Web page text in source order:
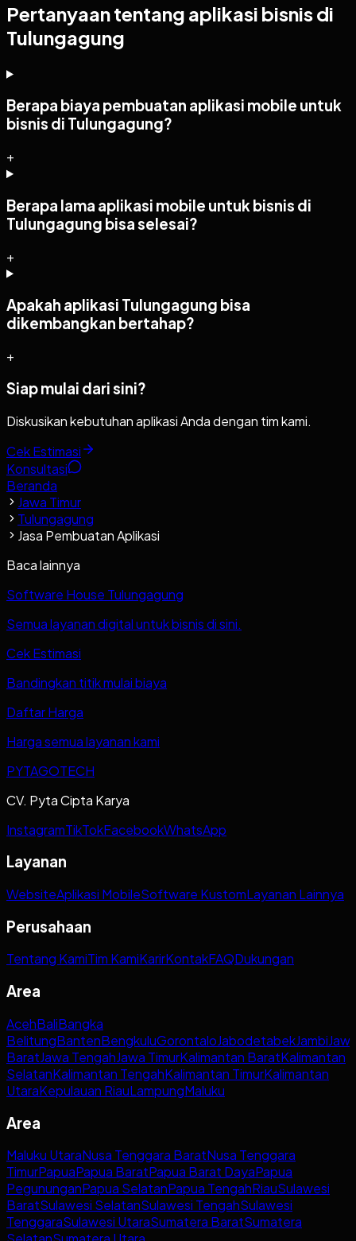
Pertanyaan tentang aplikasi bisnis di
Tulungagung
Berapa biaya pembuatan aplikasi mobile untuk
bisnis di Tulungagung?
+
Berapa lama aplikasi mobile untuk bisnis di
Tulungagung bisa selesai?
+
Apakah aplikasi Tulungagung bisa
dikembangkan bertahap?
+
Siap mulai dari sini?
Diskusikan kebutuhan aplikasi Anda dengan tim kami.
Cek Estimasi
Konsultasi
Beranda
Jawa Timur
Tulungagung
Jasa Pembuatan Aplikasi
Baca lainnya
Software House Tulungagung
Semua layanan digital untuk bisnis di sini.
Cek Estimasi
Bandingkan titik mulai biaya
Daftar Harga
Harga semua layanan kami
PYTAGOTECH
CV. Pyta Cipta Karya
InstagramTikTokFacebookWhatsApp
Layanan
WebsiteAplikasi MobileSoftware KustomLayanan Lainnya
Perusahaan
Tentang KamiTim KamiKarirKontakFAQDukungan
Area
AcehBaliBangka
BelitungBantenBengkuluGorontaloJabodetabekJambi
BaratJawa TengahJawa TimurKalimantan BaratKalimantan
SelatanKalimantan TengahKalimantan TimurKalimantan
UtaraKepulauan RiauLampungMaluku
Area
Maluku UtaraNusa Tenggara BaratNusa Tenggara
TimurPapuaPapua BaratPapua Barat DayaPapua
PegununganPapua SelatanPapua TengahRiauSulawesi
BaratSulawesi SelatanSulawesi TengahSulawesi
TenggaraSulawesi UtaraSumatera BaratSumatera